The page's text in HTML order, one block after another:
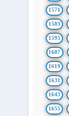
1571
1583
1595
1607
1619
1631
1643
1655